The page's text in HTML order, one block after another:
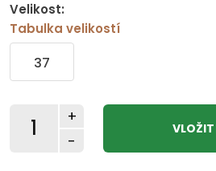
Velikost:
Tabulka velikostí
37
-
+